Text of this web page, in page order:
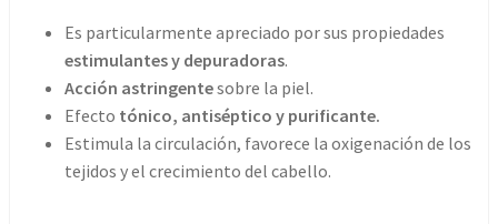
Es particularmente apreciado por sus propiedades
estimulantes y depuradoras.
Acción astringentesobre la piel.
Efecto tónico, antiséptico y purificante.
Estimula la circulación, favorece la oxigenación de los
tejidos y el crecimiento del cabello.